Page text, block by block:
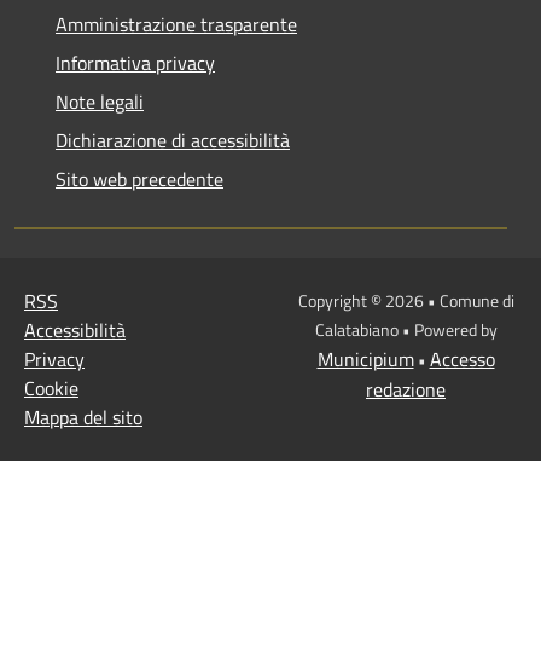
Amministrazione trasparente
Informativa privacy
Note legali
Dichiarazione di accessibilità
Sito web precedente
RSS
Accessibilità
Privacy
Cookie
Mappa del sito
Copyright © 2026 • Comune di
Calatabiano • Powered by
Municipium• Accesso
redazione